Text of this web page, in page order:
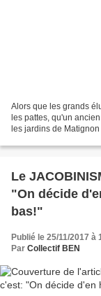
Alors que les grands
les pattes, qu'un
les jardins de
Le
"On décide
bas!"
Publié le 25/11/2017 à
Par Collectif BEN